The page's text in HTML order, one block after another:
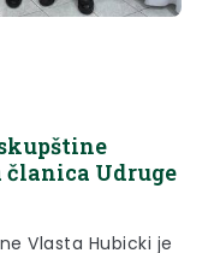
članica Udruge
Vlasta Hubicki je